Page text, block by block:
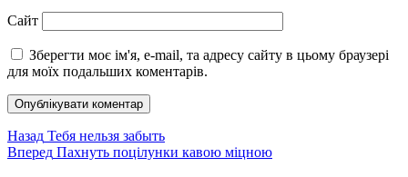
Сайт
Зберегти моє ім'я, e-mail, та адресу сайту в цьому браузері
для моїх подальших коментарів.
Навігація
записів
Назад Попередній
запис:
Тебя нельзя забыть
Вперед Наступний
Пахнуть поцілунки кавою міцною